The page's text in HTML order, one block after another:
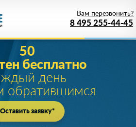
8 495 255-44-45
Вам перезвонить?
50
бесплатно
день
обратившимся
Оставить заявку*